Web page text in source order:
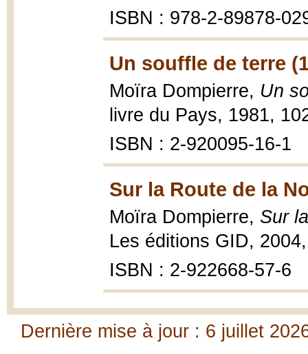
ISBN : 978-2-89878-
Un souffle de terre
Moïra Dompierre, Un
livre du Pays, 1981,
ISBN : 2-920095-16-1
Sur la Route de la
Moïra Dompierre, Sur
Les éditions GID,
ISBN : 2-922668-57-6
Dernière mise à jour : 6 juillet